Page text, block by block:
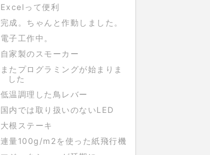
Excelって便利
完成。ちゃんと作動しました。
電子工作中。
自家製のスモーカー
またプログラミングが始まりま
した
低温調理した鳥レバー
国内では取り扱いのないLED
大根ステーキ
連量100g/m2を使った紙飛行機